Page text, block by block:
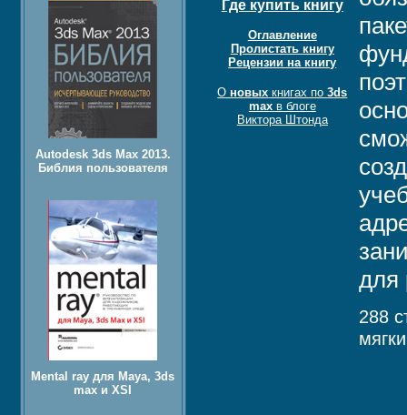
Где купить книгу
Оглавление
Пролистать книгу
Рецензии на книгу
О новых книгах по3ds
maxв блоге
Виктора Штонда
для
288
Autodesk 3ds Max 2013.
Библия пользователя
Mental ray для Maya, 3ds
max и XSI